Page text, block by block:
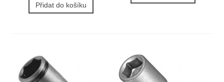
Přidat do košíku